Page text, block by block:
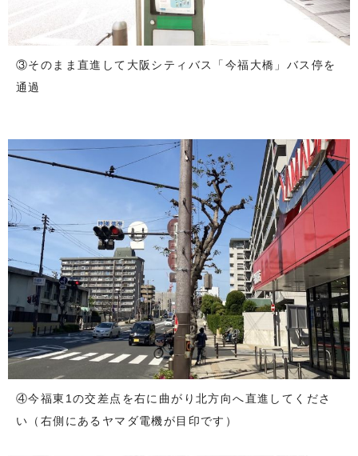
③そのまま直進して大阪シティバス「今福大橋」バス停を
通過
④今福東1の交差点を右に曲がり北方向へ直進してくださ
い（右側にあるヤマダ電機が目印です）